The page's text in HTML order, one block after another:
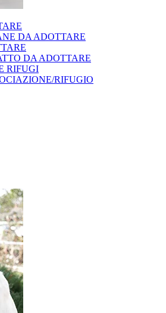
DA ADOTTARE
DA ADOTTARE
RIFUGI
RIFUGIO